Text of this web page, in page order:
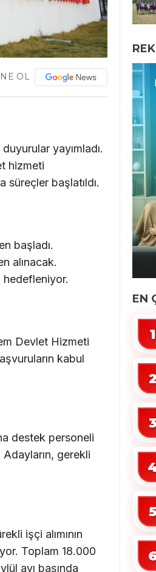
OL
yayımladı.
hizmeti
süreçler başlatıldı.
başladı.
alınacak.
hedefleniyor.
Devlet Hizmeti
kabul
destek personeli
gerekli
işçi alımının
Toplam 18.000
ayı başında
EN
1
2
3
5